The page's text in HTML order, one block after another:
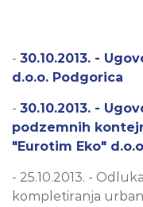
- 30.10.2013. -
d.o.o. Podgorica
- 30.10.2013. -
podzemnih
"Eurotim Eko"
- 25.10.2013. -
kompletiranja